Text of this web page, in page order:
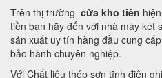
Trên thị trường cửa kho tiền
tiền bạn hãy đến với nhà máy két
sản xuất uy tín hàng đầu cung
bảo hành chuyên nghiệp.
Với Chất liệu thép sơn tĩnh điện